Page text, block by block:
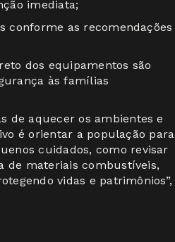
imediata;
conforme as recomendações
dos equipamentos são
às famílias
de aquecer os ambientes e
é orientar a população para
cuidados, como revisar
de materiais combustíveis,
vidas e patrimônios”,